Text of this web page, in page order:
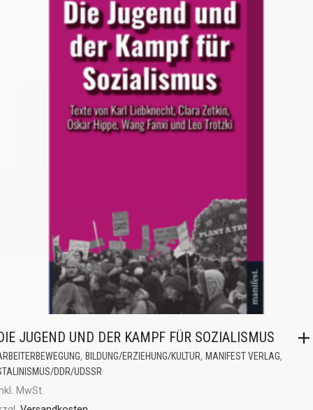
JUGEND UND DER KAMPF FÜR SOZIALISMUS
, BILDUNG/ERZIEHUNG/KULTUR, MANIFEST VERLAG,
DDR/UDSSR
MwSt.